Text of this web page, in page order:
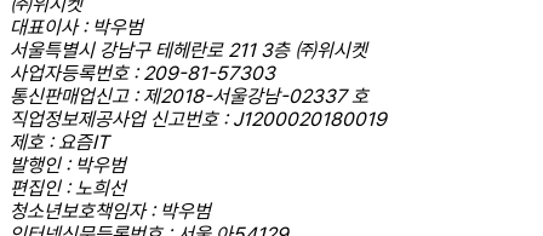
대표이사 : 박우범
서울특별시 강남구 테헤란로 211 3층 ㈜위시켓
사업자등록번호 : 209-81-57303
통신판매업신고 : 제2018-서울강남-02337 호
직업정보제공사업 신고번호 : J1200020180019
제호 : 요즘IT
발행인 : 박우범
편집인 : 노희선
청소년보호책임자 : 박우범